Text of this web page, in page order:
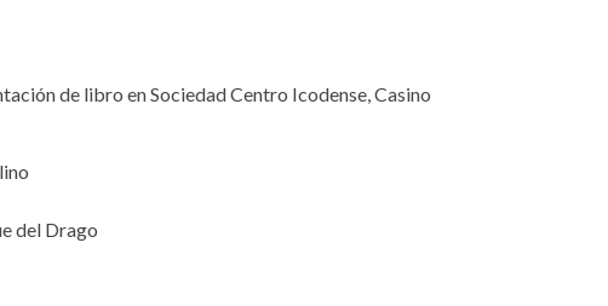
de libro en Sociedad Centro Icodense, Casino
del Drago